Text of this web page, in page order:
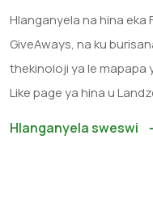
Hlanganyela na hina eka
GiveAways, na ku
thekinoloji ya le mapapa
Like page ya hina u
Hlanganyela sweswi